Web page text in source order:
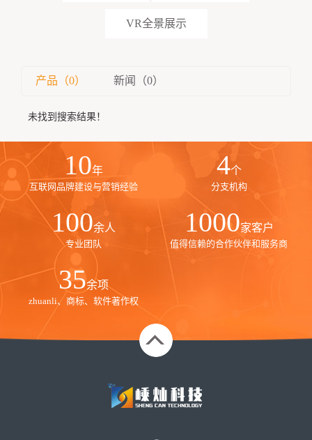
VR全景展示
产品（0） 新闻（0）
未找到搜索结果！
10年
互联网品牌建设与营销经验
4个
分支机构
100余人
专业团队
1000家客户
值得信赖的合作伙伴和服务商
35余项
zhuanli、商标、软件著作权